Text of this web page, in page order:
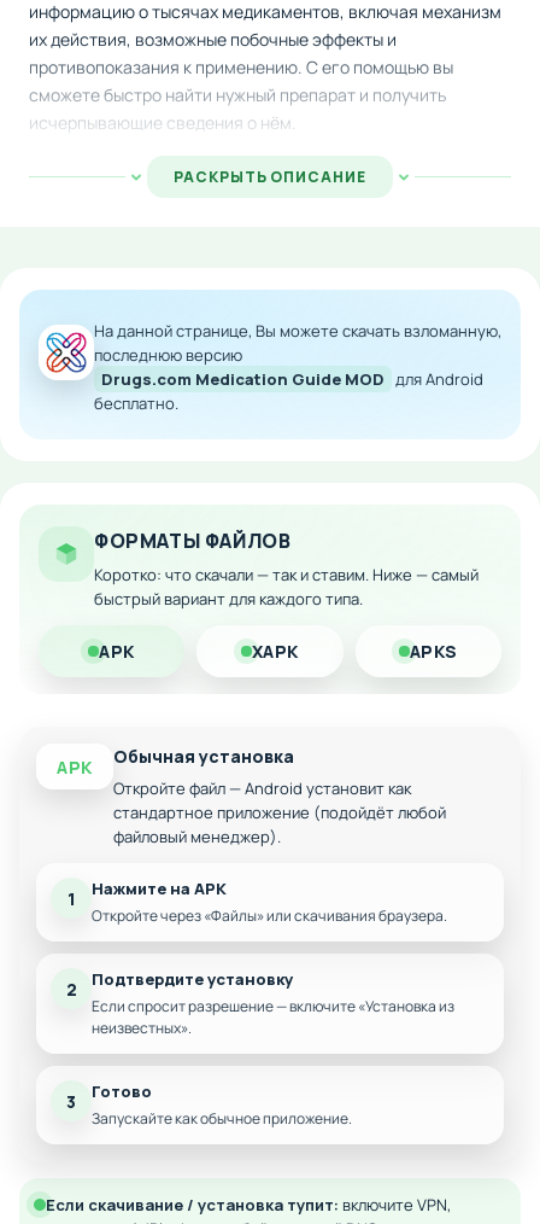
информацию о тысячах медикаментов, включая механизм
их действия, возможные побочные эффекты и
противопоказания к применению. С его помощью вы
сможете быстро найти нужный препарат и получить
исчерпывающие сведения о нём.
Один из главных плюсов этого справочника —
возможность проверить совместимость различных
можете легко создать персональный реестр необходимых
вам препаратов для удобного доступа.
Поиск лекарств реализован максимально удобно: все
средства отсортированы в алфавитном порядке, а найти
неопытных пользователей.
Особенности мода:
Полная база данных тысяч лекарственных
препаратов
Информация о побочных эффектах и
противопоказаниях
Актуальные цены на лекарства
препаратов
Голосовой и текстовый поиск
Алфавитная сортировка всех средств
РАСКРЫТЬ ОПИСАНИЕ
На данной странице, Вы можете скачать взломанную,
последнюю версию
Drugs.com Medication Guide MOD для Android
бесплатно.
ФОРМАТЫ ФАЙЛОВ
Коротко: что скачали — так и ставим. Ниже — самый
быстрый вариант для каждого типа.
APK XAPK APKS
APK Обычная установка
Откройте файл — Android установит как
стандартное приложение (подойдёт любой
файловый менеджер).
1 Нажмите на APK
Откройте через «Файлы» или скачивания браузера.
2 Подтвердите установку
Если спросит разрешение — включите «Установка из
неизвестных».
3 Готово
Запускайте как обычное приложение.
Если скачивание / установка тупит: включите VPN,